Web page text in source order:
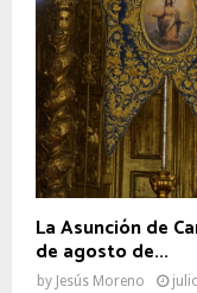
La Asunción de
de agosto de...
by Jesús Moreno